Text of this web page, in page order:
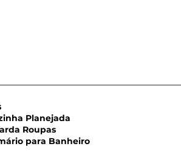
Planejada
Roupas
para Banheiro